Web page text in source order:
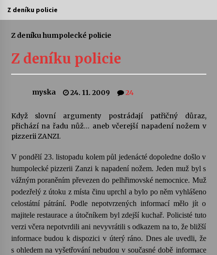
Sukuba Ensemble
Vernisáž výstavy Josefíny Duškové: Stávám se
kapkou
30. 7. 2026
Veselí muzikanti
30. 7. 2026
Pozvánka na integrační festival Quijotova
šedesátka: 28. 7.–1. 8. 2026
28. 7. 2026
Letní koncerty ve Stromovce: Kolchoz a
28. 7. 2026
Votavžatský ploty
Z deníku policie
Z deníku humpolecké policie
Z deníku policie
myska 24. 11. 2009 24
Když slovní argumenty postrádají patřičný důraz,
přichází na řadu nůž… aneb včerejší napadení nožem v
pizzerii ZANZI.
V pondělí 23. listopadu kolem půl jedenácté dopoledne došlo v
humpolecké pizzerii Zanzi k napadení nožem. Jeden muž byl s
vážným poraněním převezen do pelhřimovské nemocnice. Muž
podezřelý z útoku z místa činu uprchl a bylo po něm vyhlášeno
celostátní pátrání. Podle nepotvrzených informací mělo jít o
majitele restaurace a útočníkem byl zdejší kuchař. Policisté tuto
verzi včera nepotvrdili ani nevyvrátili s odkazem na to, že bližší
informace budou k dispozici v úterý ráno. Dnes ale uvedli, že
s ohledem na vyšetřování nebudou v současné době informace